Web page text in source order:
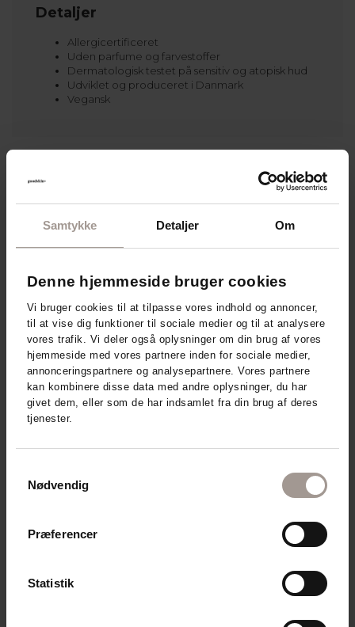
Samtykke Detaljer Om
Denne hjemmeside bruger cookies
Vi bruger cookies til at tilpasse vores indhold og annoncer,
til at vise dig funktioner til sociale medier og til at analysere
vores trafik. Vi deler også oplysninger om din brug af vores
hjemmeside med vores partnere inden for sociale medier,
annonceringspartnere og analysepartnere. Vores partnere
kan kombinere disse data med andre oplysninger, du har
givet dem, eller som de har indsamlet fra din brug af deres
tjenester.
Nødvendig
Præferencer
Statistik
Detaljer
Allergicertificeret
Uden parfume og farvestoffer
Dermatologisk testet på sensitiv og atopisk hud
Udviklet og produceret i Danmark
Vegansk
DermaKnowlogy - relaterede
DERMAKNOWLOGY
MD31 BODY LOTION 400 ML
NORMAL OG TØR HUD